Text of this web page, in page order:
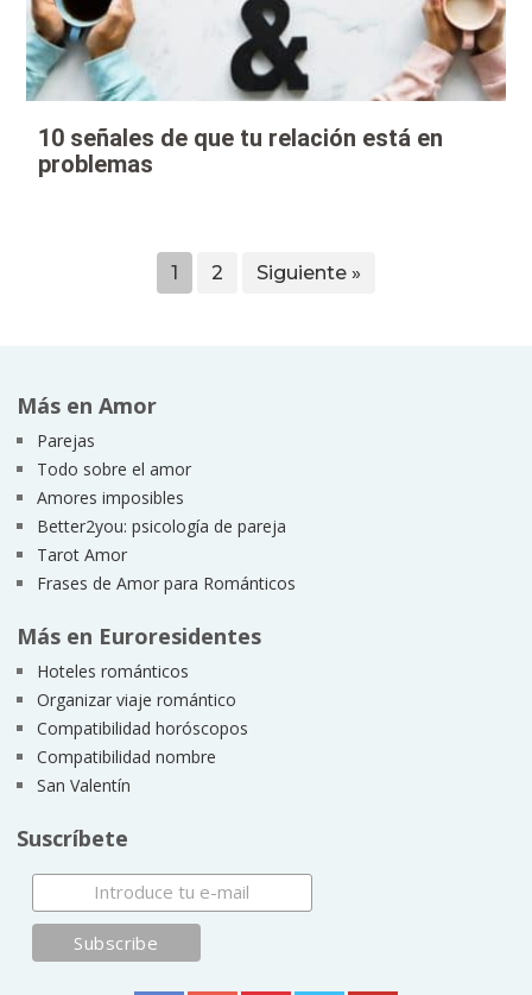
10 señales de que tu relación está en
problemas
1 2 Siguiente »
Más en Amor
Parejas
Todo sobre el amor
Amores imposibles
Better2you: psicología de pareja
Tarot Amor
Frases de Amor para Románticos
Más en Euroresidentes
Hoteles románticos
Organizar viaje romántico
Compatibilidad horóscopos
Compatibilidad nombre
San Valentín
Suscríbete